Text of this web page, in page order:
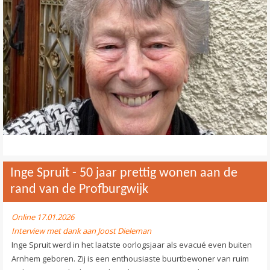
Contact >
Inge Spruit - 50 jaar prettig wonen aan de
rand van de Profburgwijk
Online 17.01.2026
Interview met dank aan Joost Dieleman
Inge Spruit werd in het laatste oorlogsjaar als evacué even buiten
Arnhem geboren. Zij is een enthousiaste buurtbewoner van ruim